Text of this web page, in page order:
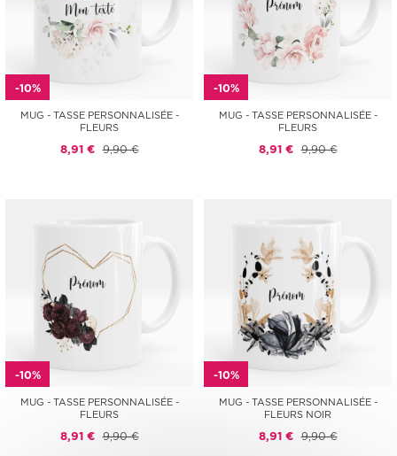
-10%
MUG - TASSE PERSONNALISÉE -
FLEURS
8,91 € 9,90 €
-10%
MUG - TASSE PERSONNALISÉE -
FLEURS
8,91 € 9,90 €
-10%
MUG - TASSE PERSONNALISÉE -
FLEURS
8,91 € 9,90 €
-10%
MUG - TASSE PERSONNALISÉE -
FLEURS NOIR
8,91 € 9,90 €